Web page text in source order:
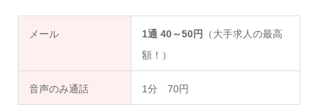
メール 1通 40～50円
（大手求人の最高
額！）
音声のみ通話 1分 70円